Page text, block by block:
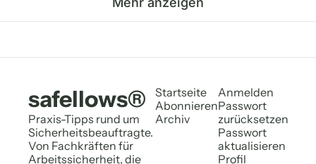
safellows®
Praxis-Tipps rund um
Sicherheitsbeauftragte.
Von Fachkräften für
Arbeitssicherheit, die
Startseite
Abonnieren
Archiv
Anmelden
Passwort
zurücksetzen
Passwort
aktualisieren
Profil